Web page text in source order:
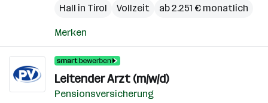
Hall in Tirol
Vollzeit ab 2.251 € monatlich
Merken
Leitender Arzt (m/w/d)
Pensionsversicherung